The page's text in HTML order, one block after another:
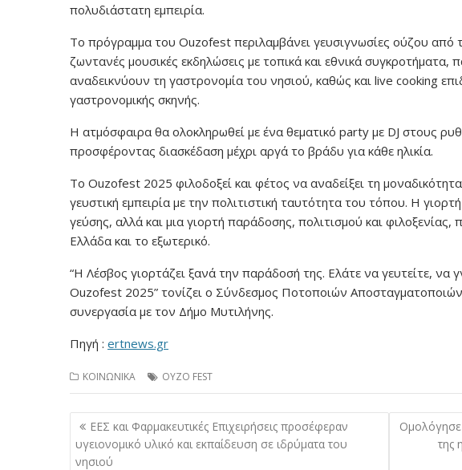
πολυδιάστατη εμπειρία.
Το πρόγραμμα του Ouzofest περιλαμβάνει γευσιγνωσίες ούζου
ζωντανές μουσικές εκδηλώσεις με τοπικά και εθνικά συγκροτήματα,
αναδεικνύουν τη γαστρονομία του νησιού, καθώς και live cooking
γαστρονομικής σκηνής.
Η ατμόσφαιρα θα ολοκληρωθεί με ένα θεματικό party με DJ στους
προσφέροντας διασκέδαση μέχρι αργά το βράδυ για κάθε ηλικία.
Το Ouzofest 2025 φιλοδοξεί και φέτος να αναδείξει τη
γευστική εμπειρία με την πολιτιστική ταυτότητα του τόπου. Η
γεύσης, αλλά και μια γιορτή παράδοσης, πολιτισμού και
Ελλάδα και το εξωτερικό.
“Η Λέσβος γιορτάζει ξανά την παράδοσή της. Ελάτε να γευτείτε, να
Ouzofest 2025” τονίζει ο Σύνδεσμος Ποτοποιών
συνεργασία με τον Δήμο Μυτιλήνης.
Πηγή : ertnews.gr
ΚΟΙΝΩΝΙΚΑ ΟΥΖΟ FEST
Πλοήγηση
άρθρων
ΕΕΣ και Φαρμακευτικές Επιχειρήσεις προσέφεραν
υγειονομικό υλικό και εκπαίδευση σε ιδρύματα του
νησιού
Ομολόγησε
της